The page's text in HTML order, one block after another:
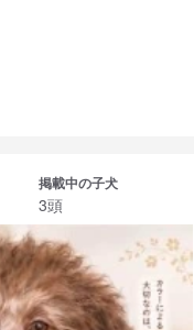
掲載中の子犬
3頭